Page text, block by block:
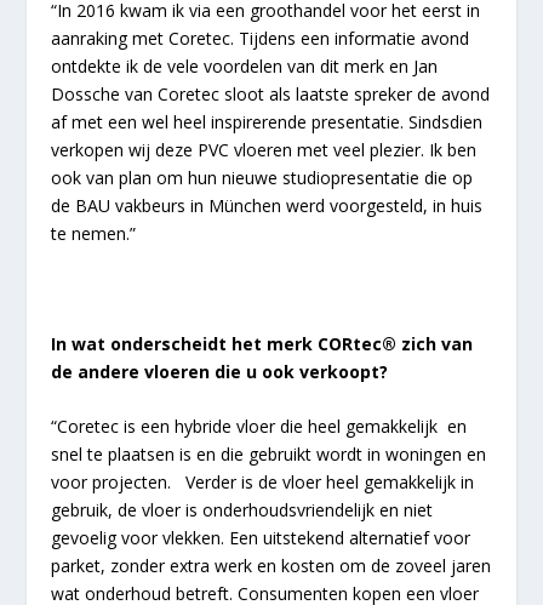
“In 2016 kwam ik via een groothandel voor het eerst in
aanraking met Coretec. Tijdens een informatie avond
ontdekte ik de vele voordelen van dit merk en Jan
Dossche van Coretec sloot als laatste spreker de avond
af met een wel heel inspirerende presentatie. Sindsdien
verkopen wij deze PVC vloeren met veel plezier. Ik ben
ook van plan om hun nieuwe studiopresentatie die op
de BAU vakbeurs in München werd voorgesteld, in huis
te nemen.”
In wat onderscheidt het merk CORtec® zich van
de andere vloeren die u ook verkoopt?
“Coretec is een hybride vloer die heel gemakkelijk en
snel te plaatsen is en die gebruikt wordt in woningen en
voor projecten. Verder is de vloer heel gemakkelijk in
gebruik, de vloer is onderhoudsvriendelijk en niet
gevoelig voor vlekken. Een uitstekend alternatief voor
parket, zonder extra werk en kosten om de zoveel jaren
wat onderhoud betreft. Consumenten kopen een vloer